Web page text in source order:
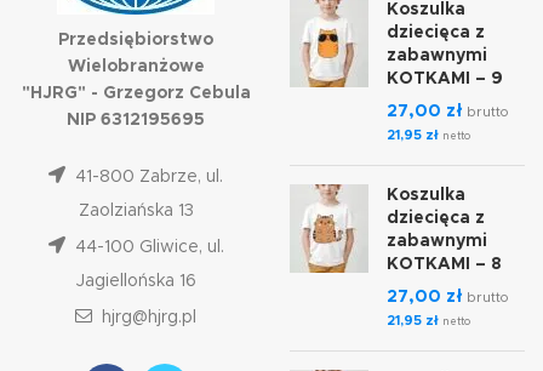
Przedsiębiorstwo
Wielobranżowe
"HJRG" - Grzegorz Cebula
NIP 6312195695
41-800 Zabrze, ul.
Zaolziańska 13
44-100 Gliwice, ul.
Jagiellońska 16
hjrg@hjrg.pl
Koszulka
dziecięca z
zabawnymi
KOTKAMI – 9
27,00 zł brutto
21,95 zł netto
Koszulka
dziecięca z
zabawnymi
KOTKAMI – 8
27,00 zł brutto
21,95 zł netto